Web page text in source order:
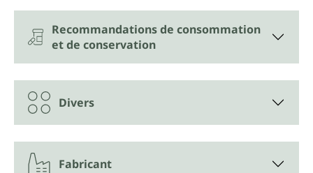
La mélatonine contribue à atténuer les effets du
décalage horaire. La mélatonine contribue à réduire
le temps d'endormissement.
*Allégations de santé autorisées par l'Autorité
européenne de sécurité des aliments.
Recommandations de consommation
et de conservation
Divers
Fabricant